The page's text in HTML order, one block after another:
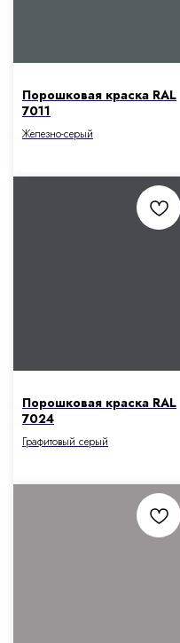
Порошковая краска RAL
7011
Железно-серый
Порошковая краска RAL
7024
Графитовый серый